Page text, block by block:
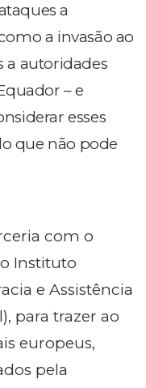
a
a invasão ao
a autoridades
– e
esses
que não pode
com o
Instituto
e Assistência
para trazer ao
europeus,
pela